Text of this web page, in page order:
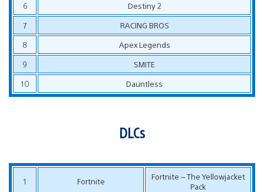
6
Destiny 2
7
RACING BROS
8
Apex Legends
9
SMITE
10
Dauntless
DLCs
1 Fortnite
Fortnite – The Yellowjacket
Pack